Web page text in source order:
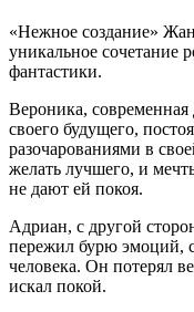
«Нежное создание»
уникальное сочетание
фантастики.
Вероника, современная
своего будущего,
разочарованиями в
желать лучшего, и
не дают ей покоя.
Адриан, с другой
пережил бурю эмоций,
человека. Он потерял
искал покой.